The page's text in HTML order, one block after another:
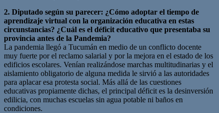
2. Diputado según su parecer: ¿Cómo adoptar el tiempo de
aprendizaje virtual con la organización educativa en estas
circunstancias? ¿Cuál es el déficit educativo que presentaba su
provincia antes de la Pandemia?
La pandemia llegó a Tucumán en medio de un conflicto docente
muy fuerte por el reclamo salarial y por la mejora en el estado de los
edificios escolares. Venían realizándose marchas multitudinarias y el
aislamiento obligatorio de alguna medida le sirvió a las autoridades
para aplacar esa protesta social. Más allá de las cuestiones
educativas propiamente dichas, el principal déficit es la desinversión
edilicia, con muchas escuelas sin agua potable ni baños en
condiciones.